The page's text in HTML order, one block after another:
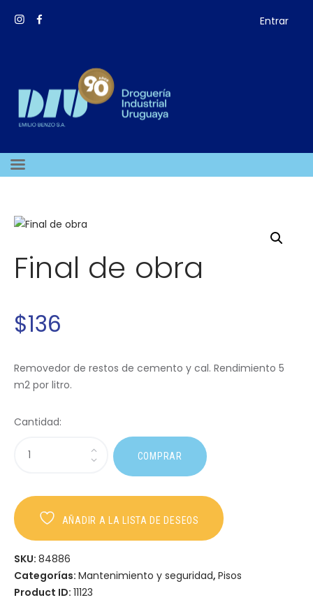
Entrar
Final de obra
$136
Removedor de restos de cemento y cal. Rendimiento 5
m2 por litro.
Cantidad:
COMPRAR
AÑADIR A LA LISTA DE DESEOS
SKU: 84886
Categorías: Mantenimiento y seguridad, Pisos
Product ID: 11123